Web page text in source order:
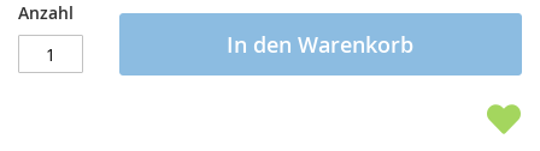
Anzahl
In den Warenkorb